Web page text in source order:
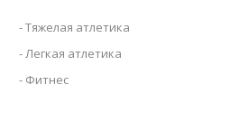
Тяжелая атлетика
Легкая атлетика
Фитнес